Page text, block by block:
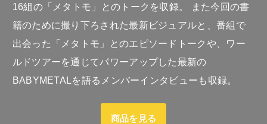
16組の「メタトモ」とのトークを収録。 また今回の書
籍のために撮り下ろされた最新ビジュアルと、番組で
出会った「メタトモ」とのエピソードトークや、ワー
ルドツアーを通じてパワーアップした最新の
BABYMETALを語るメンバーインタビューも収録。
商品を見る